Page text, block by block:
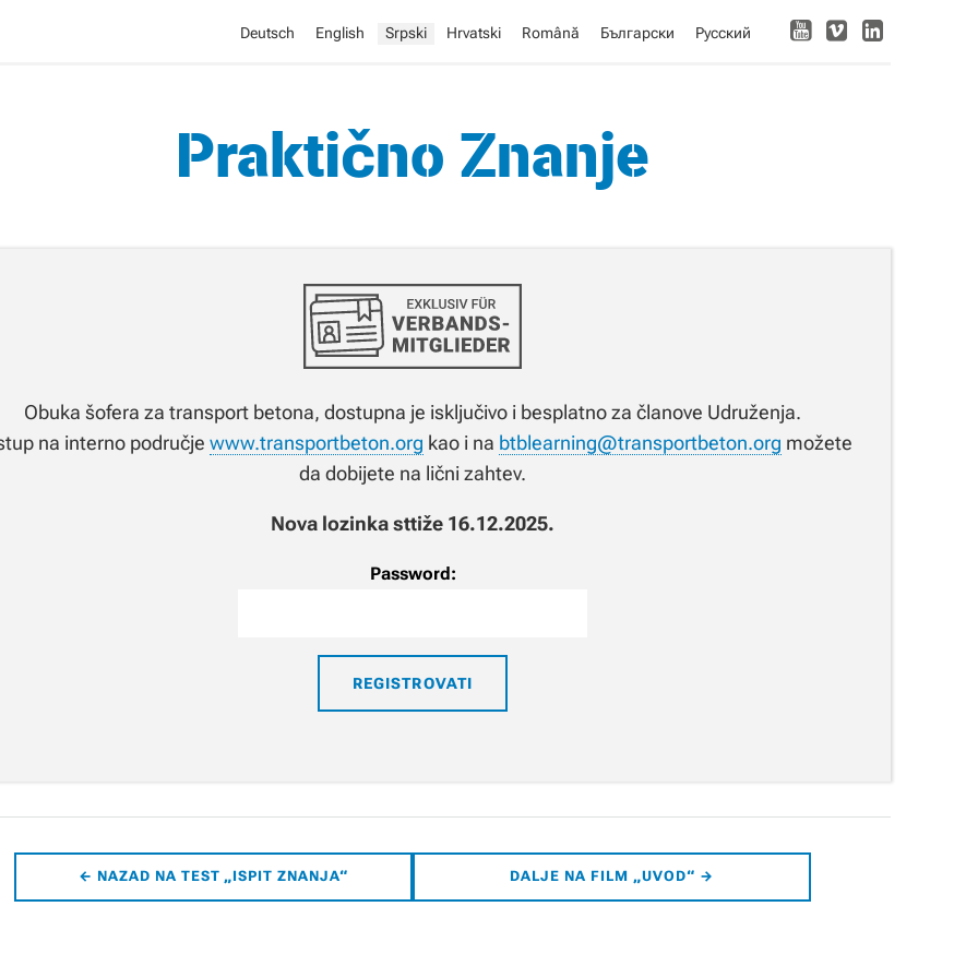
Deutsch English Srpski Hrvatski Română Български Русский
Praktično Znanje
Obuka šofera za transport betona, dostupna je isključivo i besplatno za članove Udruženja.
na interno područje www.transportbeton.org kao i na btblearning@transportbeton.org možete
da dobijete na lični zahtev.
Nova lozinka sttiže 16.12.2025.
Password:
← NAZAD NA TEST „ISPIT ZNANJA“ DALJE NA FILM „UVOD“ →